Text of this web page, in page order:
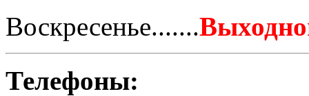
Воскресенье.......
Телефоны: